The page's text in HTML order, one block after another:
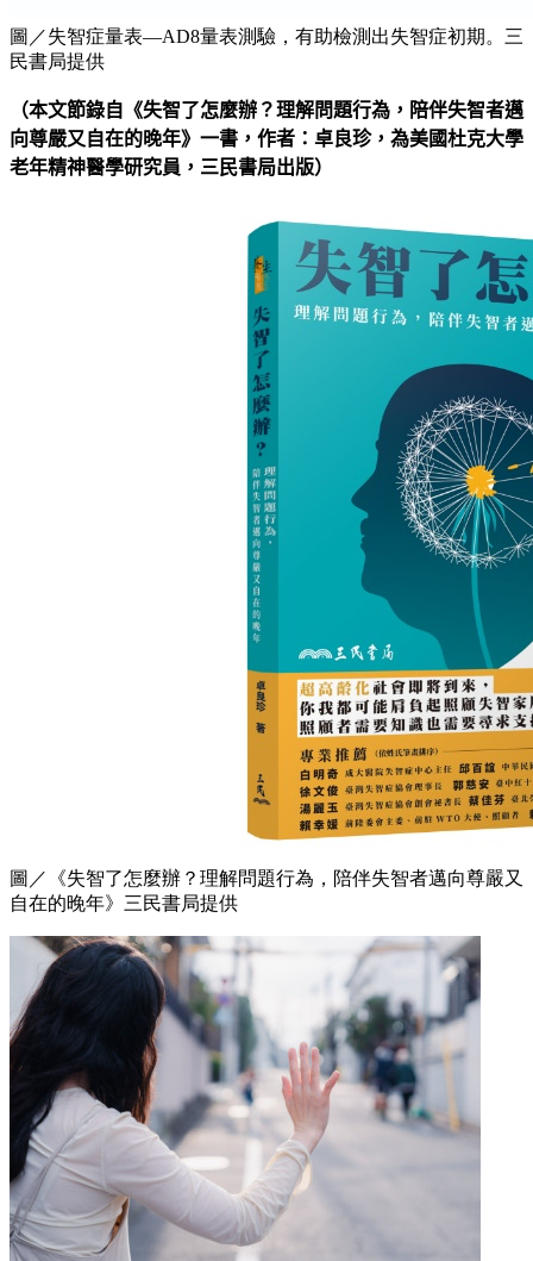
圖／失智症量表—AD­8量表測驗，有助檢測出失智症初期。三
民書局提供
（本文節錄自《失智了怎麼辦？理解問題行為，陪伴失智者邁
向尊嚴又自在的晚年》一書，作者：卓良珍，為美國杜克大學
老年精神醫學研究員，三民書局出版）
圖／《失智了怎麼辦？理解問題行為，陪伴失智者邁向尊嚴又
自在的晚年》三民書局提供